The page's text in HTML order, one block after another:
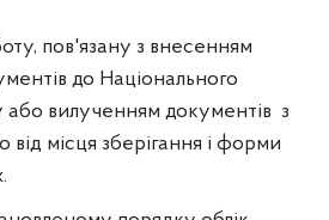
пов'язану з внесенням
до Національного
aбo вилученням документів з
від місця зберігання i форми